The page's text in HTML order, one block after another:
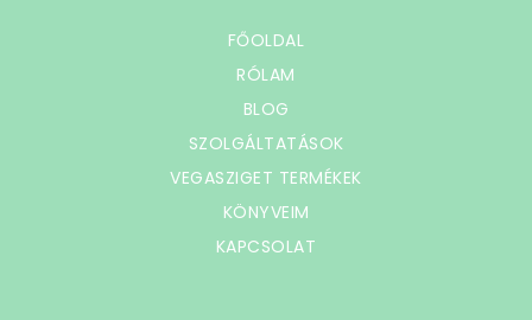
FŐOLDAL
RÓLAM
BLOG
SZOLGÁLTATÁSOK
VEGASZIGET TERMÉKEK
KÖNYVEIM
KAPCSOLAT